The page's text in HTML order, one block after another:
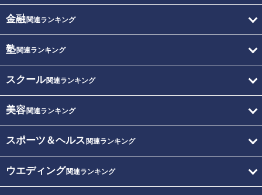
金融関連ランキング
塾関連ランキング
スクール関連ランキング
美容関連ランキング
スポーツ＆ヘルス 関連ランキング
ウエディング関連ランキング